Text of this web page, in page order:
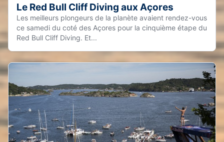
Le Red Bull Cliff Diving aux Açores
Les meilleurs plongeurs de la planète avaient rendez-vous
ce samedi du coté des Açores pour la cinquième étape du
Red Bull Cliff Diving. Et...